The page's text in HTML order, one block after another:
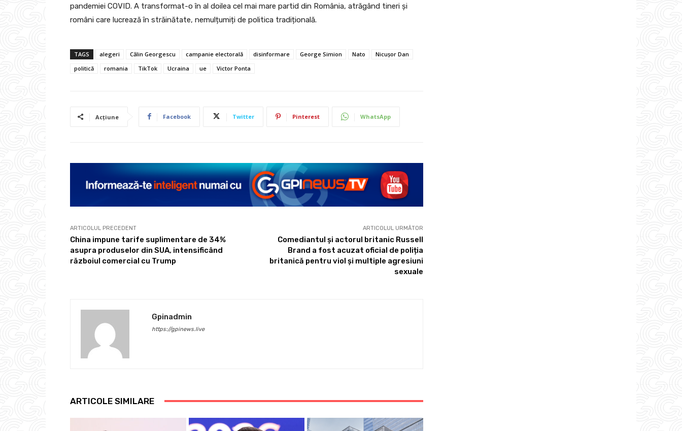
pandemiei COVID. A transformat-o în al doilea cel mai mare partid din România, atrăgând tineri și
români care lucrează în străinătate, nemulțumiți de politica tradițională.
TAGS alegeri Călin Georgescu campanie electorală disinformare George Simion Nato
Nicușor Dan
politică
romania TikTok Ucraina ue Victor Ponta
Acțiune Facebook Twitter Pinterest WhatsApp
ARTICOLUL PRECEDENT
China impune tarife suplimentare de 34%
asupra produselor din SUA, intensificând
războiul comercial cu Trump
ARTICOLUL URMĂTOR
Comediantul și actorul britanic Russell
Brand a fost acuzat oficial de poliția
britanică pentru viol și multiple agresiuni
sexuale
Gpinadmin
https://gpinews.live
ARTICOLE SIMILARE